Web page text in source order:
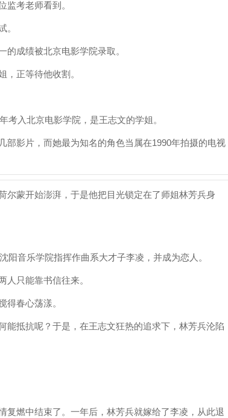
监考老师看到。
。
成绩被北京电影学院录取。
，正等待他收割。
考入北京电影学院，是王志文的学姐。
影片，而她最为知名的角色当属在1990年拍摄的电视
尔蒙开始澎湃，于是他把目光锁定在了师姐林芳兵身
音乐学院指挥作曲系大才子李凌，并成为恋人。
只能靠书信往来。
得春心荡漾。
能抵抗呢？于是，在王志文狂热的追求下，林芳兵沦陷
复燃中结束了。一年后，林芳兵就嫁给了李凌，从此退